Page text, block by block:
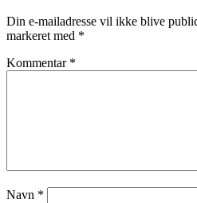
Din e-mailadresse vil ikke blive
markeret med *
Kommentar *
Navn *